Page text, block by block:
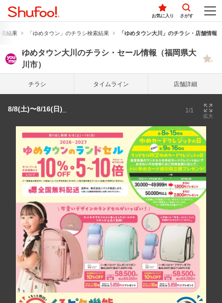
お気に入り さがす
結果 「ゆめタウン」のチラシ検索結果 「ゆめタウン大川」のチラシ・店舗情報
ゆめタウン大川のチラシ・セール情報（福岡県大
川市）
チラシ タイム ライン 店舗詳細
8/8(土)〜8/16(日)_ 1/1
拡大